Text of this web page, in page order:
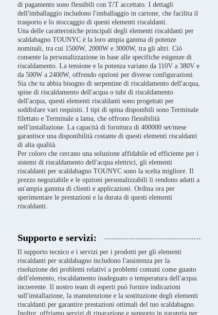
di pagamento sono flessibili con T/T accettato. I dettagli
dell'imballaggio includono l'imballaggio in cartone, che facilita il
trasporto e lo stoccaggio di questi elementi riscaldanti.
Una delle caratteristiche principali degli elementi riscaldanti per
scaldabagno TOUNYC è la loro ampia gamma di potenze
nominali, tra cui 1500W, 2000W e 3000W, tra gli altri. Ciò
consente la personalizzazione in base alle specifiche esigenze di
riscaldamento. La tensione e la potenza variano da 110V a 380V e
da 500W a 2400W, offrendo opzioni per diverse configurazioni.
Sia che tu abbia bisogno di serpentine di riscaldamento dell'acqua,
spine di riscaldamento dell'acqua o tubi di riscaldamento
dell'acqua, questi elementi riscaldanti sono progettati per
soddisfare vari requisiti. I tipi di spina disponibili sono Terminale
filettato e Terminale a lama, che offrono flessibilità
nell'installazione. La capacità di fornitura di 400000 set/mese
garantisce una disponibilità costante di questi elementi riscaldanti
di alta qualità.
Per coloro che cercano una soluzione affidabile ed efficiente per i
sistemi di riscaldamento dell'acqua elettrici, gli elementi
riscaldanti per scaldabagno TOUNYC sono la scelta migliore. Il
prezzo negoziabile e le opzioni personalizzabili li rendono adatti a
un'ampia gamma di clienti e applicazioni. Ordina ora per
sperimentare le prestazioni e la durata di questi elementi
riscaldanti.
Supporto e servizi:
Il supporto tecnico e i servizi per i prodotti per gli elementi
riscaldanti per scaldabagno includono l'assistenza per la
risoluzione dei problemi relativi a problemi comuni come guasto
dell'elemento, riscaldamento inadeguato o temperatura dell'acqua
incoerente. Il nostro team di esperti può fornire indicazioni
sull'installazione, la manutenzione e la sostituzione degli elementi
riscaldanti per garantire prestazioni ottimali del tuo scaldabagno.
Inoltre, offriamo servizi di riparazione e supporto in garanzia per